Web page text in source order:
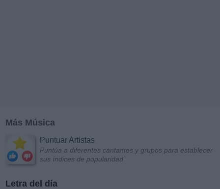
Más Música
Puntuar Artistas
Puntúa a diferentes cantantes y grupos para establecer
sus índices de popularidad
Letra del día